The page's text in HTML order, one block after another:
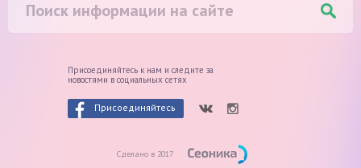
Присоединяйтесь к нам и следите за
новостями в социальных сетях
Присоединяйтесь
Сделано в 2017